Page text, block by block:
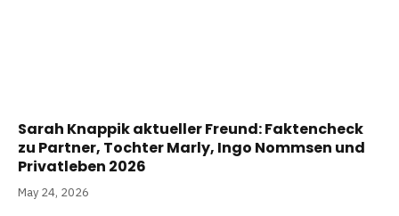
Sarah Knappik aktueller Freund: Faktencheck
zu Partner, Tochter Marly, Ingo Nommsen und
Privatleben 2026
May 24, 2026